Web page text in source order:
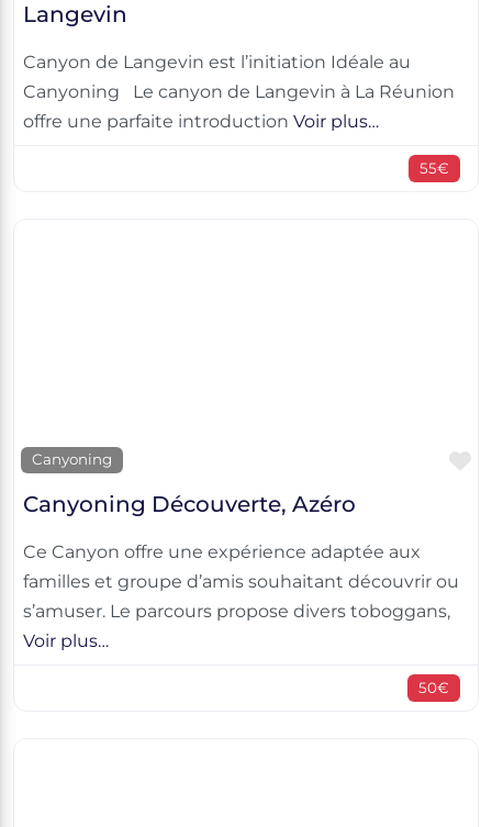
Langevin
Canyon de Langevin est l’initiation Idéale au
Canyoning Le canyon de Langevin à La Réunion
offre une parfaite introduction Voir plus…
55€
Canyoning
Canyoning Découverte, Azéro
Ce Canyon offre une expérience adaptée aux
familles et groupe d’amis souhaitant découvrir ou
s’amuser. Le parcours propose divers toboggans,
Voir plus…
50€